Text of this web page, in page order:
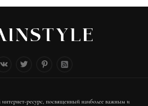
ресурс, посвященный наиболее важным и